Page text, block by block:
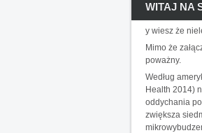
WITAJ NA
y wiesz że
Mimo że
poważny.
Według
Health 2014)
oddychania
zwiększa